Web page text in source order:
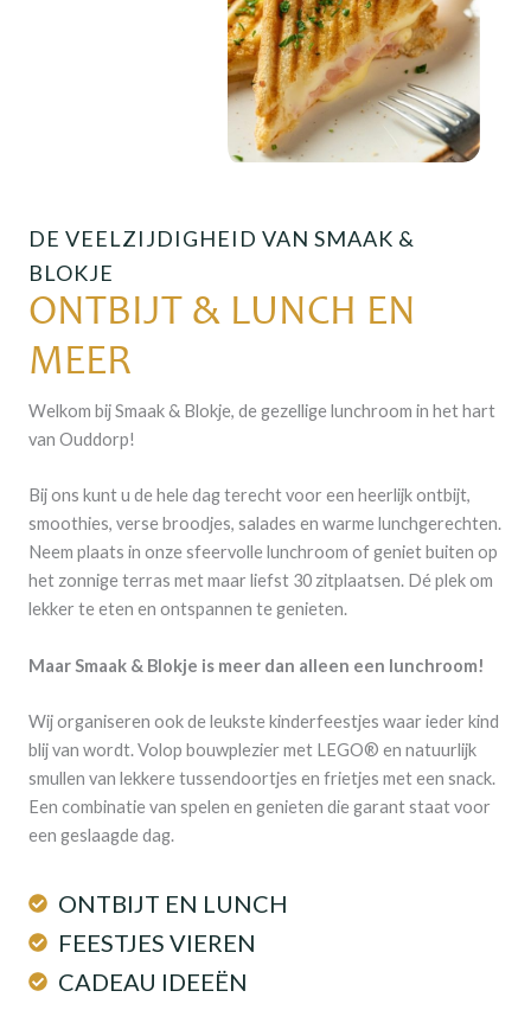
DE VEELZIJDIGHEID VAN SMAAK &
BLOKJE
ONTBIJT & LUNCH EN
MEER
Welkom bij Smaak & Blokje, de gezellige lunchroom in het hart
van Ouddorp!
Bij ons kunt u de hele dag terecht voor een heerlijk ontbijt,
smoothies, verse broodjes, salades en warme lunchgerechten.
Neem plaats in onze sfeervolle lunchroom of geniet buiten op
het zonnige terras met maar liefst 30 zitplaatsen. Dé plek om
lekker te eten en ontspannen te genieten.
Maar Smaak & Blokje is meer dan alleen een lunchroom!
Wij organiseren ook de leukste kinderfeestjes waar ieder kind
blij van wordt. Volop bouwplezier met LEGO® en natuurlijk
smullen van lekkere tussendoortjes en frietjes met een snack.
Een combinatie van spelen en genieten die garant staat voor
een geslaagde dag.
ONTBIJT EN LUNCH
FEESTJES VIEREN
CADEAU IDEEËN